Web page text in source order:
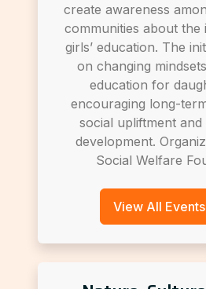
create awareness
communities about
girls’ education. The
on changing
education for
encouraging long-
social upliftment and
development.
Social Welfare
View All Events